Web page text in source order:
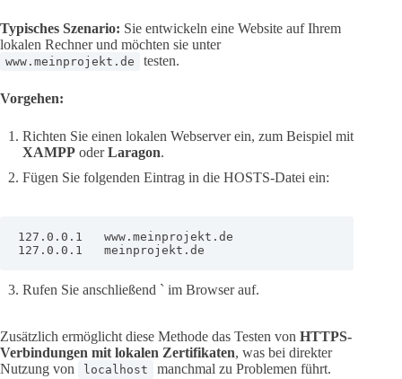
Typisches Szenario: Sie entwickeln eine Website auf Ihrem
lokalen Rechner und möchten sie unter
www.meinprojekt.de testen.
Vorgehen:
Richten Sie einen lokalen Webserver ein, zum Beispiel mit
XAMPP oderLaragon.
Fügen Sie folgenden Eintrag in die HOSTS-Datei ein:
127.0.0.1   www.meinprojekt.de
127.0.0.1   meinprojekt.de
Rufen Sie anschließend ` im Browser auf.
Zusätzlich ermöglicht diese Methode das Testen von HTTPS-
Verbindungen mit lokalen Zertifikaten, was bei direkter
Nutzung von
localhost manchmal zu Problemen führt.